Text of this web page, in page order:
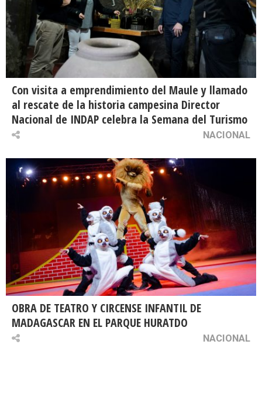
Con visita a emprendimiento del Maule y llamado
al rescate de la historia campesina Director
Nacional de INDAP celebra la Semana del Turismo
NACIONAL
OBRA DE TEATRO Y CIRCENSE INFANTIL DE
MADAGASCAR EN EL PARQUE HURATDO
NACIONAL